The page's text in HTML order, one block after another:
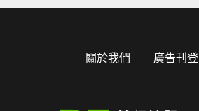
關於我們 廣告刊登